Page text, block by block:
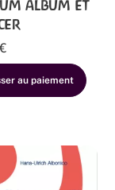
album et
au paiement